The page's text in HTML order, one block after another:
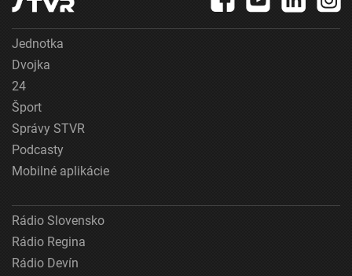
Jednotka
Dvojka
24
Šport
Správy STVR
Podcasty
Mobilné aplikácie
Rádio Slovensko
Rádio Regina
Rádio Devín